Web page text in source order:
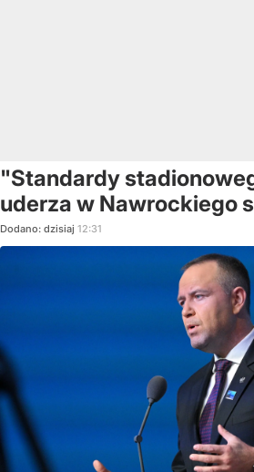
"Standardy
uderza w Nawrockiego
Dodano: dzisiaj 12:31